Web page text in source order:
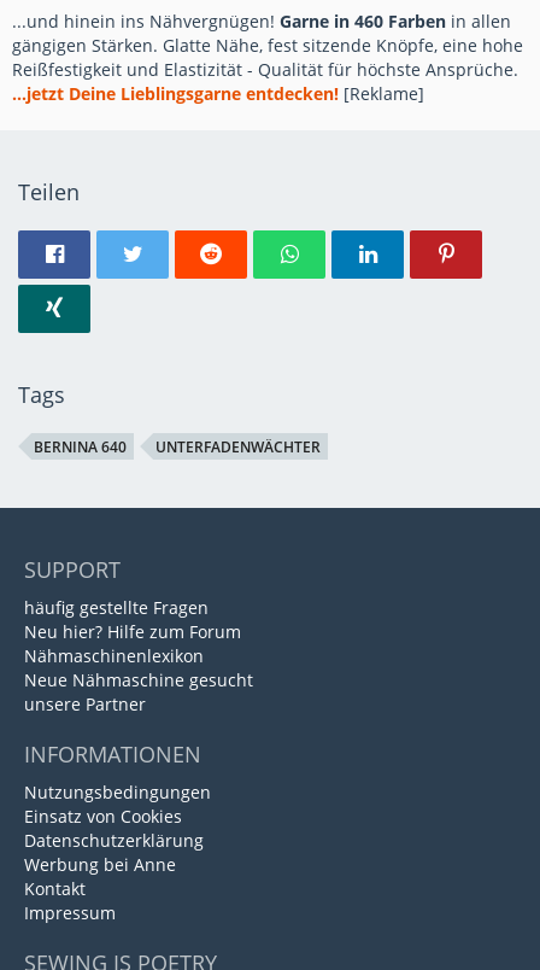
...und hinein ins Nähvergnügen! Garne in 460 Farben in allen
gängigen Stärken. Glatte Nähe, fest sitzende Knöpfe, eine hohe
Reißfestigkeit und Elastizität - Qualität für höchste Ansprüche.
...jetzt Deine Lieblingsgarne entdecken! [Reklame]
Teilen
Tags
BERNINA 640 UNTERFADENWÄCHTER
SUPPORT
häufig gestellte Fragen
Neu hier? Hilfe zum Forum
Nähmaschinenlexikon
Neue Nähmaschine gesucht
unsere Partner
INFORMATIONEN
Nutzungsbedingungen
Einsatz von Cookies
Datenschutzerklärung
Werbung bei Anne
Kontakt
Impressum
SEWING IS POETRY